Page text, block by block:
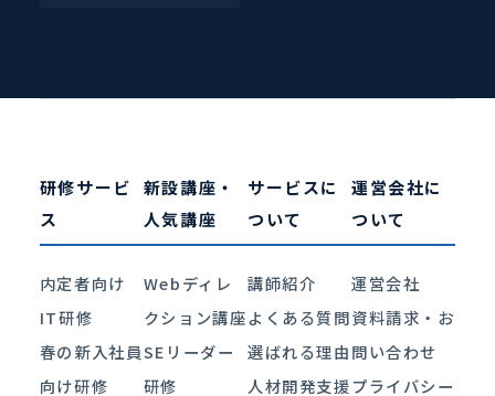
研修サービ
ス
内定者向け
IT研修
春の新入社員
向け研修
新設講座・
人気講座
Webディレ
クション講座
SEリーダー
研修
サービスに
ついて
講師紹介
よくある質問
選ばれる理由
人材開発支援
運営会社に
ついて
運営会社
資料請求・お
問い合わせ
プライバシー